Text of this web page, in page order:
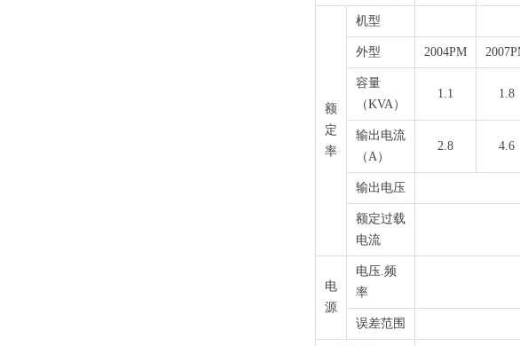
额
定
率
机型
外型 2004PM
容量
（KVA）
1.1 1.8
输出电流
（A）
2.8 4.6
输出电压
额定过载
电流
电
源
电压.频
率
误差范围